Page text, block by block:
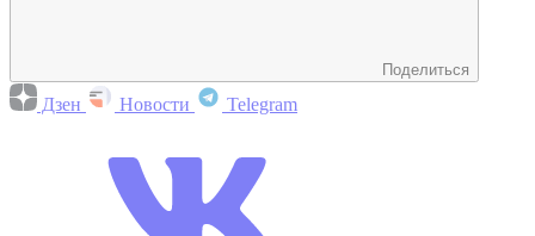
Поделиться
Дзен Новости Telegram